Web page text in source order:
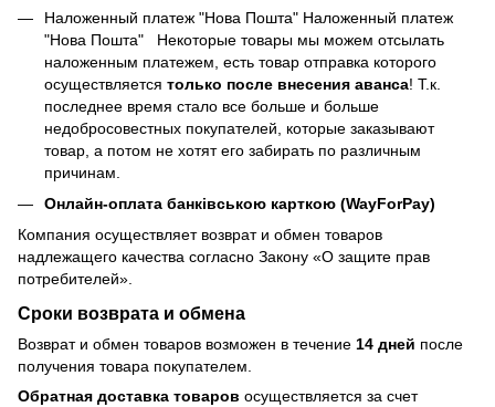
Наложенный платеж "Нова Пошта" Наложенный платеж
"Нова Пошта"
Некоторые товары мы можем отсылать
наложенным платежем, есть товар отправка которого
осуществляется только после внесения аванса! Т.к.
последнее время стало все больше и больше
недобросовестных покупателей, которые заказывают
товар, а потом не хотят его забирать по различным
причинам.
Онлайн-оплата банківською карткою (WayForPay)
Компания осуществляет возврат и обмен товаров
надлежащего качества согласно Закону «О защите прав
потребителей».
Сроки возврата и обмена
Возврат и обмен товаров возможен в течение 14 дней после
получения товара покупателем.
Обратная доставка товаров осуществляется за счет